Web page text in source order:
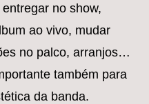
no show,
ao vivo, mudar
no palco, arranjos…
também para
da banda.